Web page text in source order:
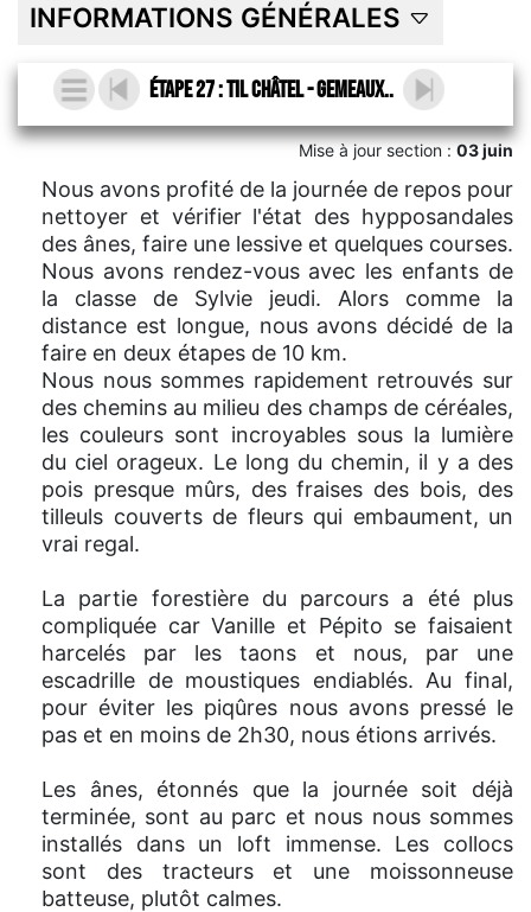
INFORMATIONS GÉNÉRALES
Étape 27 : Til Châtel - Gemeaux..
Mise à jour section :03 juin
Nous avons profité de la journée de repos pour
nettoyer et vérifier l'état des hypposandales
des ânes, faire une lessive et quelques courses.
Nous avons rendez-vous avec les enfants de
la classe de Sylvie jeudi. Alors comme la
distance est longue, nous avons décidé de la
faire en deux étapes de 10 km.
Nous nous sommes rapidement retrouvés sur
des chemins au milieu des champs de céréales,
les couleurs sont incroyables sous la lumière
du ciel orageux. Le long du chemin, il y a des
pois presque mûrs, des fraises des bois, des
tilleuls couverts de fleurs qui embaument, un
vrai regal.
La partie forestière du parcours a été plus
compliquée car Vanille et Pépito se faisaient
harcelés par les taons et nous, par une
escadrille de moustiques endiablés. Au final,
pour éviter les piqûres nous avons pressé le
pas et en moins de 2h30, nous étions arrivés.
Les ânes, étonnés que la journée soit déjà
terminée, sont au parc et nous nous sommes
installés dans un loft immense. Les collocs
sont des tracteurs et une moissonneuse
batteuse, plutôt calmes.